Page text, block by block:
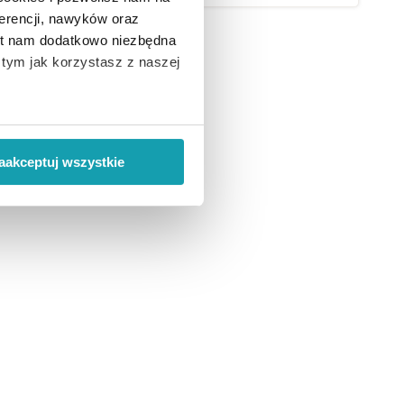
nawyków oraz
dodatkowo niezbędna
tym jak korzystasz z naszej
się zbieranie danych o
z brakiem dostępu do
wszystkie